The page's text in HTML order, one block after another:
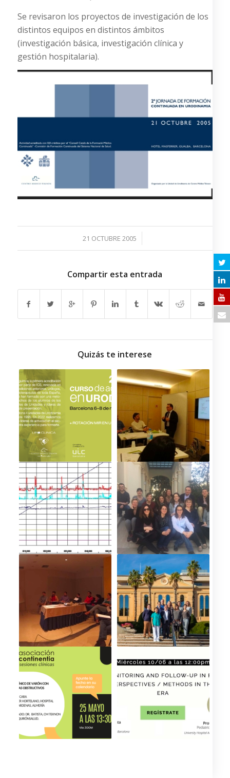
Se revisaron los proyectos de investigación de los
distintos equipos en distintos ámbitos
(investigación básica, investigación clínica y
gestión hospitalaria).
21 OCTUBRE 2005
/
Compartir esta entrada
Quizás te interese